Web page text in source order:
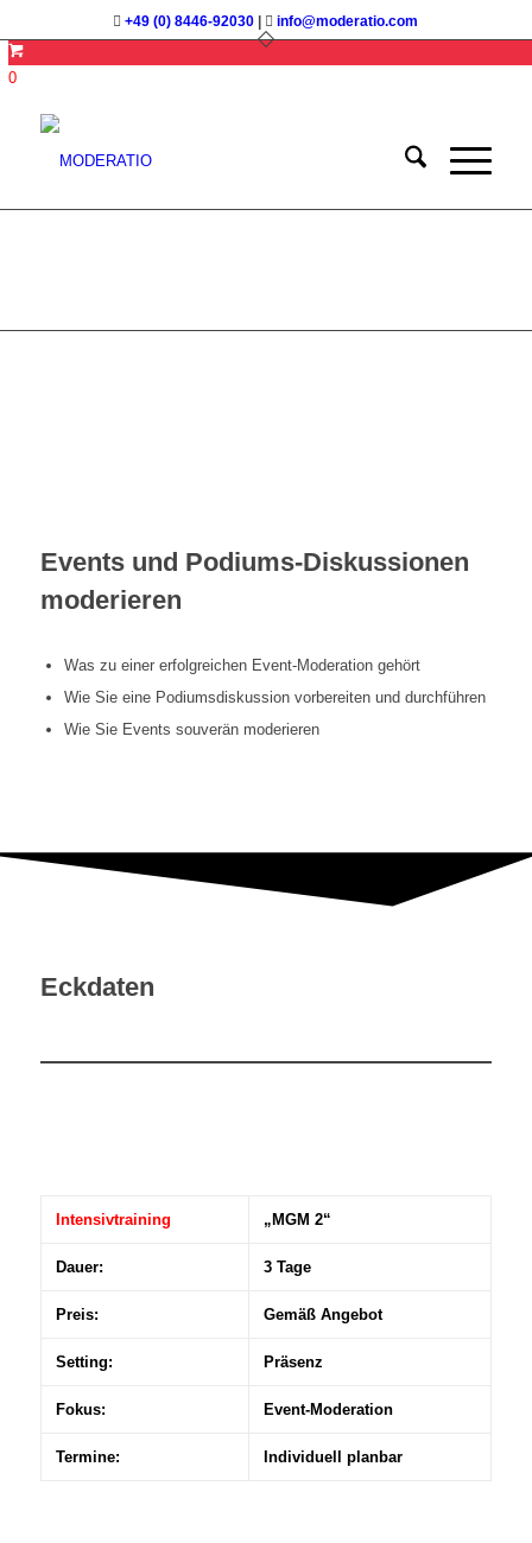
+49 (0) 8446-92030 info@moderatio.com
0
Events und Podiums-Diskussionen
moderieren
Was zu einer erfolgreichen Event-Moderation gehört
Wie Sie eine Podiumsdiskussion vorbereiten und durchführen
Wie Sie Events souverän moderieren
Eckdaten
Intensivtraining „MGM 2“
Dauer: 3 Tage
Preis: Gemäß Angebot
Setting: Präsenz
Fokus: Event-Moderation
Termine: Individuell planbar